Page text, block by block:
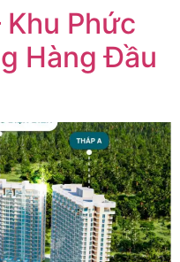
Khu Phức
Hàng Đầu